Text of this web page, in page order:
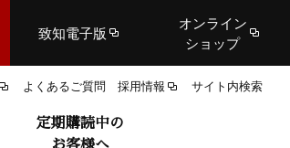
致知電子版
オンライン
ショップ
よくあるご質問 採用情報 サイト内検索
定期購読中の